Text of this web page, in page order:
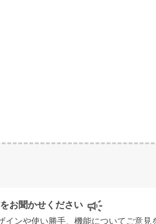
お聞かせください
インや使い勝手、機能についてご意見